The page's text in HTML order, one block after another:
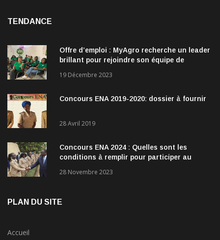
TENDANCE
Offre d’emploi : MyAgro recherche un leader
brillant pour rejoindre son équipe de
19 Décembre 2023
Concours ENA 2019-2020: dossier à fournir
28 Avril 2019
Concours ENA 2024 : Quelles sont les
conditions à remplir pour participer au
28 Novembre 2023
PLAN DU SITE
Accueil